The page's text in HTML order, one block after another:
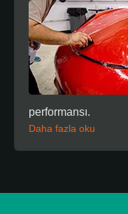
performansı.
Daha fazla oku